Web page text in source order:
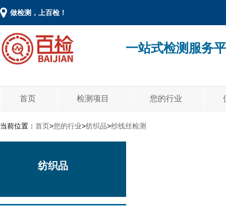
做检测，上百检！
一站式检测服务
首页 检测项目 您的行业
当前位置： 首页>您的行业>纺织品>纱线丝检测
纺织品